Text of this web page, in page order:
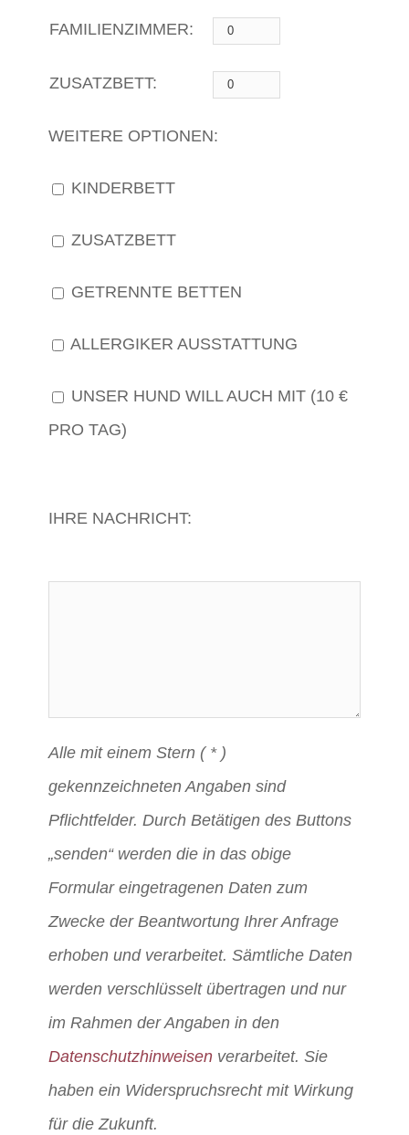
FAMILIENZIMMER:
ZUSATZBETT:
WEITERE OPTIONEN:
KINDERBETT
ZUSATZBETT
GETRENNTE BETTEN
ALLERGIKER AUSSTATTUNG
UNSER HUND WILL AUCH MIT (10 €
PRO TAG)
IHRE NACHRICHT:
Alle mit einem Stern ( * )
gekennzeichneten Angaben sind
Pflichtfelder. Durch Betätigen des Buttons
„senden“ werden die in das obige
Formular eingetragenen Daten zum
Zwecke der Beantwortung Ihrer Anfrage
erhoben und verarbeitet. Sämtliche Daten
werden verschlüsselt übertragen und nur
im Rahmen der Angaben in den
Datenschutzhinweisen verarbeitet. Sie
haben ein Widerspruchsrecht mit Wirkung
für die Zukunft.